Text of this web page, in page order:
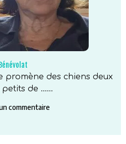
Bénévolat
promène des chiens deux
de …...
commentaire